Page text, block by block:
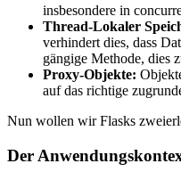
insbesondere in
Thread-Lokaler
verhindert dies, dass
gängige Methode, dies
Proxy-Objekte:
auf das richtige
Nun wollen wir Flasks
Der